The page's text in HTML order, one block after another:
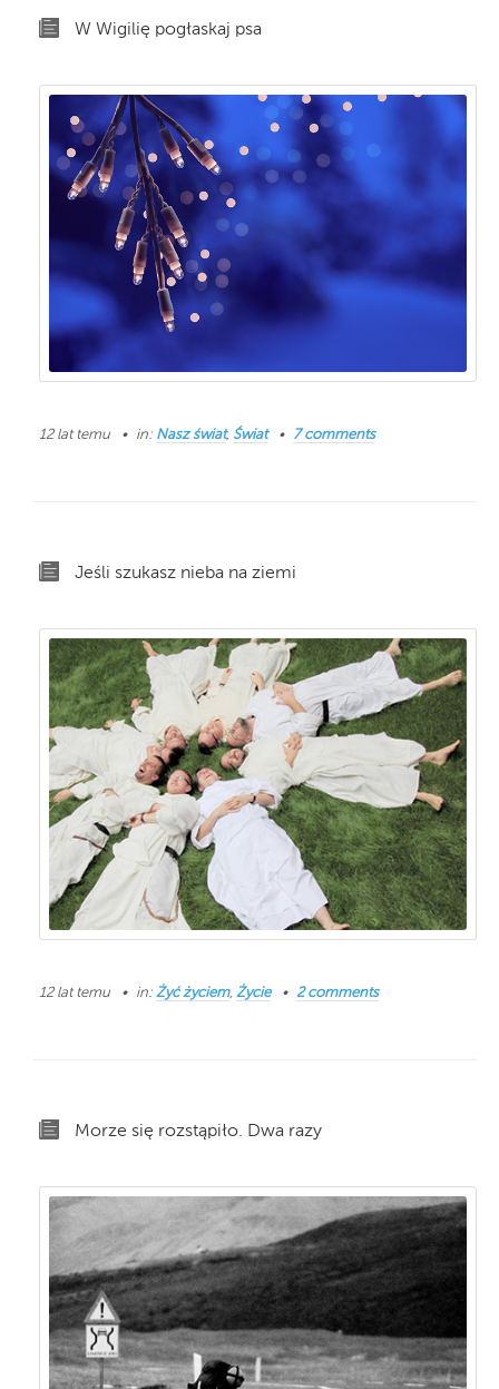
W Wigilię pogłaskaj psa
12 lat temu in: Nasz świat, Świat 7 comments
Jeśli szukasz nieba na ziemi
12 lat temu in: Żyć życiem, Życie 2 comments
Morze się rozstąpiło. Dwa razy